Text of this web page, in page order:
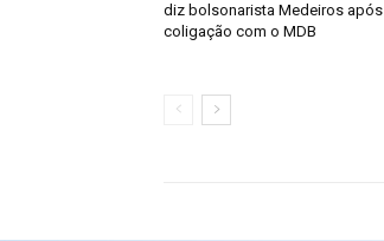
diz bolsonarista Medeiros após
coligação com o MDB